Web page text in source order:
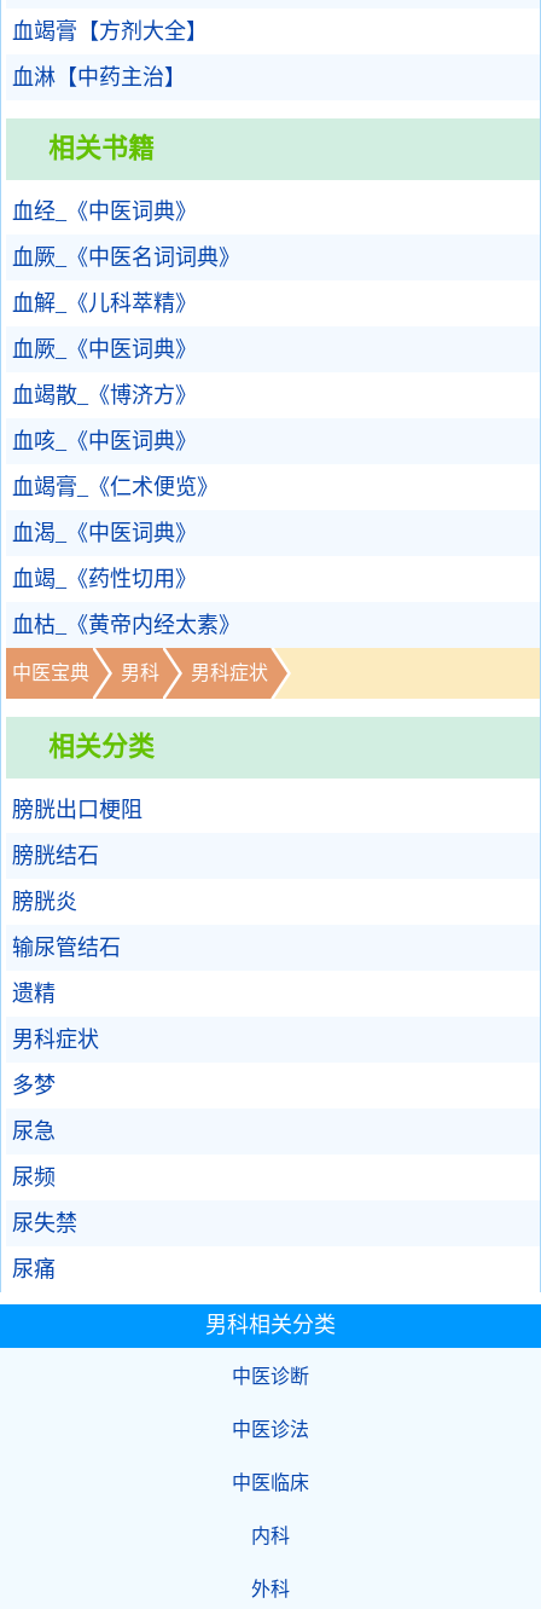
血竭膏【方剂大全】
血淋【中药主治】
相关书籍
血经_《中医词典》
血厥_《中医名词词典》
血解_《儿科萃精》
血厥_《中医词典》
血竭散_《博济方》
血咳_《中医词典》
血竭膏_《仁术便览》
血渴_《中医词典》
血竭_《药性切用》
血枯_《黄帝内经太素》
中医宝典 男科 男科症状
相关分类
膀胱出口梗阻
膀胱结石
膀胱炎
输尿管结石
遗精
男科症状
多梦
尿急
尿频
尿失禁
尿痛
男科相关分类
中医诊断
中医诊法
中医临床
内科
外科